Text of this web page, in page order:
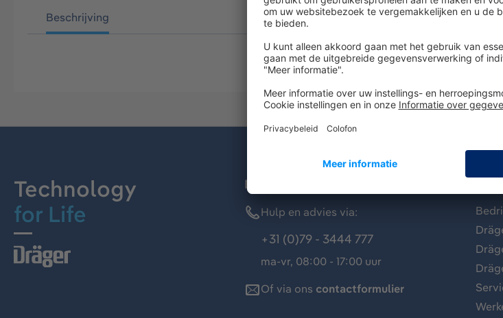
Beschrijving
Technology
for Life
Dräger klantenservice
Hulp en advies via:
+31 (0)79 - 3444 777
ma-vr, 08:00 - 17:00 uur
Of via ons contactformulier